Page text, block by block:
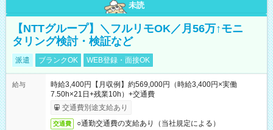
未読
【NTTグループ】＼フルリモOK／月56万↑モニ
タリング検討・検証など
派遣 ブランクOK WEB登録・面接OK
給与
時給3,400円【月収例】約569,000円（時給3,400円×実働
7.50h×21日+残業10h）+交通費
交通費別途支給あり
交通費 ○通勤交通費の支給あり（当社規定による）